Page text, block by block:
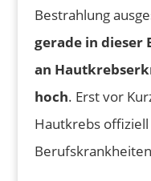
Bestrahlung
gerade in dieser
an
hoch. Erst vor
Hautkrebs